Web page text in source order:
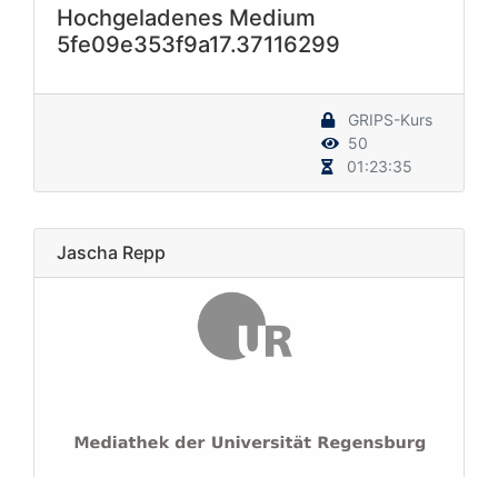
Hochgeladenes Medium
5fe09e353f9a17.37116299
GRIPS-Kurs
50
01:23:35
Jascha Repp